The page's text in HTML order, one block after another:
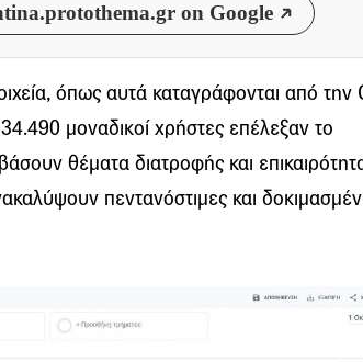
on Google
όπως αυτά καταγράφονται από την
μοναδικοί χρήστες επέλεξαν το
θέματα διατροφής και
πεντανόστιμες και